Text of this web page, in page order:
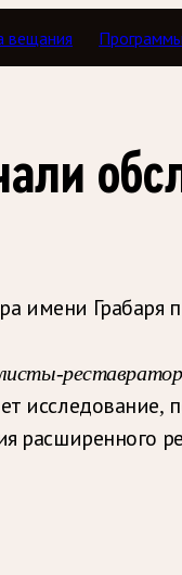
вещания Программы
имени
исследование,
расширенного